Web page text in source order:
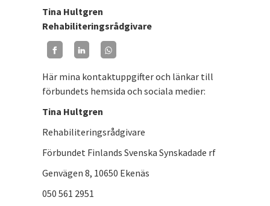
Tina Hultgren
Rehabiliteringsrådgivare
Här mina kontaktuppgifter och länkar till
förbundets hemsida och sociala medier:
Tina Hultgren
Rehabiliteringsrådgivare
Förbundet Finlands Svenska Synskadade rf
Genvägen 8, 10650 Ekenäs
050 561 2951